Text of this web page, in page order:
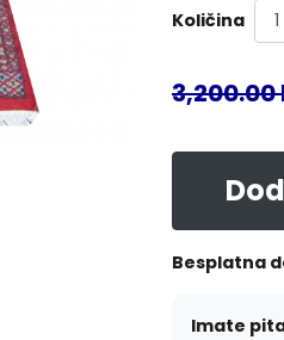
Količina
3,200.00
Besplatna
Imate